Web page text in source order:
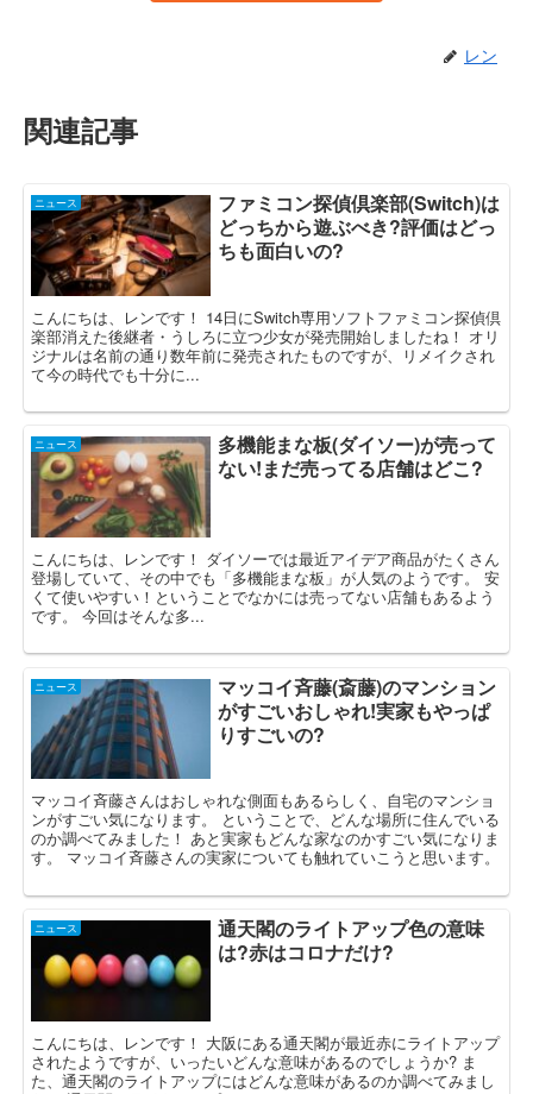
レン
関連記事
ニュース
ファミコン探偵倶楽部(Switch)は
どっちから遊ぶべき?評価はどっ
ちも面白いの?
こんにちは、レンです！ 14日にSwitch専用ソフトファミコン探偵倶
楽部消えた後継者・うしろに立つ少女が発売開始しましたね！ オリ
ジナルは名前の通り数年前に発売されたものですが、リメイクされ
て今の時代でも十分に...
ニュース
多機能まな板(ダイソー)が売って
ない!まだ売ってる店舗はどこ?
こんにちは、レンです！ ダイソーでは最近アイデア商品がたくさん
登場していて、その中でも「多機能まな板」が人気のようです。 安
くて使いやすい！ということでなかには売ってない店舗もあるよう
です。 今回はそんな多...
ニュース
マッコイ斉藤(斎藤)のマンション
がすごいおしゃれ!実家もやっぱ
りすごいの?
マッコイ斉藤さんはおしゃれな側面もあるらしく、自宅のマンショ
ンがすごい気になります。 ということで、どんな場所に住んでいる
のか調べてみました！ あと実家もどんな家なのかすごい気になりま
す。 マッコイ斉藤さんの実家についても触れていこうと思います。
ニュース
通天閣のライトアップ色の意味
は?赤はコロナだけ?
こんにちは、レンです！ 大阪にある通天閣が最近赤にライトアップ
されたようですが、いったいどんな意味があるのでしょうか? ま
た、通天閣のライトアップにはどんな意味があるのか調べてみまし